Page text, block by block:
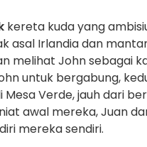
kereta kuda yang
asal Irlandia dan
melihat John sebagai
untuk bergabung,
Mesa Verde, jauh dari
awal mereka, Juan
mereka sendiri.